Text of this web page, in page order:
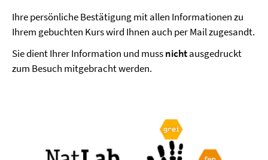
Ihre persönliche Bestätigung mit allen Informationen zu
Ihrem gebuchten Kurs wird Ihnen auch per Mail zugesandt.
Sie dient Ihrer Information und mussnichtausgedruckt
zum Besuch mitgebracht werden.